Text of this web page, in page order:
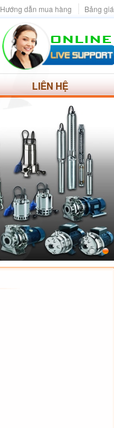
Bảng giá
Hướng dẫn mua hàng
LIÊN HỆ